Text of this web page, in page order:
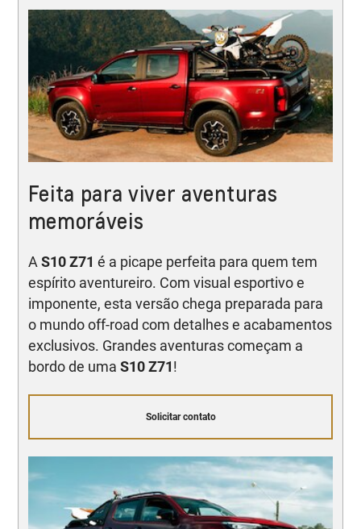
Feita para viver aventuras
memoráveis
A S10 Z71 é a picape perfeita para quem tem
espírito aventureiro. Com visual esportivo e
imponente, esta versão chega preparada para
o mundo off-road com detalhes e acabamentos
exclusivos. Grandes aventuras começam a
bordo de uma S10 Z71!
Solicitar contato